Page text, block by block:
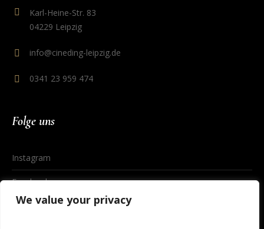
We value your privacy
Karl-Heine-Str. 83
04229 Leipzig
info@cineding-leipzig.de
0341 23 959 474
Folge uns
Instagram
Facebook